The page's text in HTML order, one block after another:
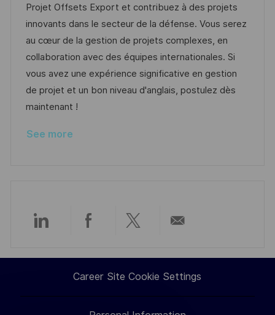
t
i
o
n
e
d
D
a
t
e
I
d
t
e
g
o
r
y
Projet Offsets Export et contribuez à des projets
innovants dans le secteur de la défense. Vous serez
au cœur de la gestion de projets complexes, en
collaboration avec des équipes internationales. Si
vous avez une expérience significative en gestion
de projet et un bon niveau d'anglais, postulez dès
maintenant !
See more
Share
via
LinkedIn
Share
via
Facebook
Share
via
twitter
via
email
Career Site Cookie Settings